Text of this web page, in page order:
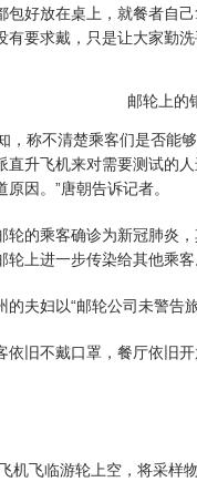
好放在桌上，就餐者自
要求戴，只是让大家勤洗
邮轮上的
称不清楚乘客们是否能
升飞机来对需要测试的
因。”唐朝告诉记者。
乘客确诊为新冠肺炎
上进一步传染给其他乘客
妇以“邮轮公司未警告
不戴口罩，餐厅依旧开
飞临游轮上空，将采样